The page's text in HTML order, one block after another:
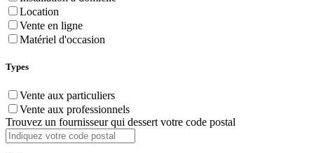
Location
Vente en ligne
Matériel d'occasion
Types
Vente aux particuliers
Vente aux professionnels
Trouvez un fournisseur qui dessert votre code postal